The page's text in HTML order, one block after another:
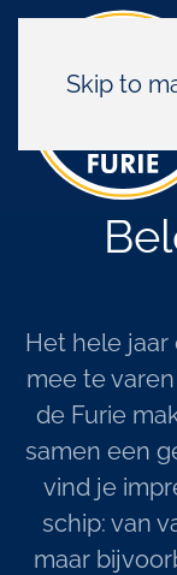
Skip to
Het hele
mee te
de Furie
samen een
vind je
schip: van
maar